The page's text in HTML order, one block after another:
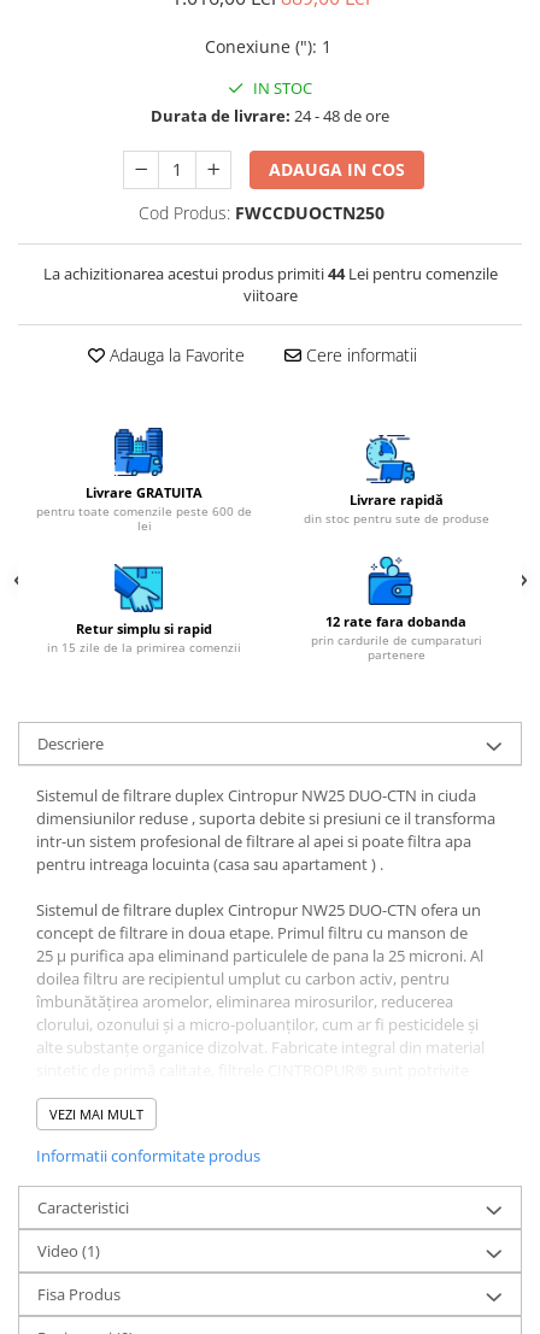
Membrane osmoza inversa
Membrana Ultrafiltrare
Cartuse In-Line
Cartuse diverse
Sisteme de filtrare
Microfiltrare
Sterilizare cu UV
Osmoza inversa
Sisteme cu pompa de presiune
Sisteme cu flux direct
Sisteme profesionale
ECOMIX
Deferizare cu Pyrolox
Deferizare cu BIRM
Zeolit / Turbidex
Carbune Activ
Filter AG
Eliminare nitriti / nitrati
Pompe dozatoare
Componente si accesorii
Baterii purificator
Carcase de schimb
Chei strangere
Cleme si suporti
Conectori si fitinguri
Componente filtre
Furtun
Garnituri si oringuri
Conexiune ("): 1
IN STOC
Durata de livrare: 24 - 48 de ore
ADAUGA IN COS
Cod Produs: FWCCDUOCTN250
La achizitionarea acestui produs primiti44Lei pentru comenzile
viitoare
Adauga la Favorite Cere informatii
Livrare GRATUITA
pentru toate comenzile peste 600 de
lei
Livrare rapidă
din stoc pentru sute de produse
Retur simplu si rapid
in 15 zile de la primirea comenzii
12 rate fara dobanda
prin cardurile de cumparaturi
partenere
Descriere
Sistemul de filtrare duplex Cintropur NW25 DUO-CTN in ciuda
dimensiunilor reduse , suporta debite si presiuni ce il transforma
intr-un sistem profesional de filtrare al apei si poate filtra apa
pentru intreaga locuinta (casa sau apartament ) .
Sistemul de filtrare duplex Cintropur NW25 DUO-CTN ofera un
concept de filtrare in doua etape. Primul filtru cu manson de
25 μ purifica apa eliminand particulele de pana la 25 microni. Al
doilea filtru are recipientul umplut cu carbon activ, pentru
îmbunătățirea aromelor, eliminarea mirosurilor, reducerea
clorului, ozonului și a micro-poluanților, cum ar fi pesticidele și
alte substanțe organice dizolvat. Fabricate integral din material
perfect pentru domeniul alimentar și filtrarea apei potabile.
Racord : 3/4" sau 1”
Temperatura de lucru: 5~50°C
Presiune minima : 1 Bar
Presiune de lucru: 10 Bari
Presiune maxim admisa 16 bari
Greutate : 2.2 kg
CONTINUT PACHET:
VEZI MAI MULT
Informatii conformitate produs
Caracteristici
Video (1)
Fisa Produs